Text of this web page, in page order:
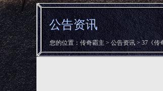
公告资讯
您的位置：传奇霸主>公告资讯> 37《传